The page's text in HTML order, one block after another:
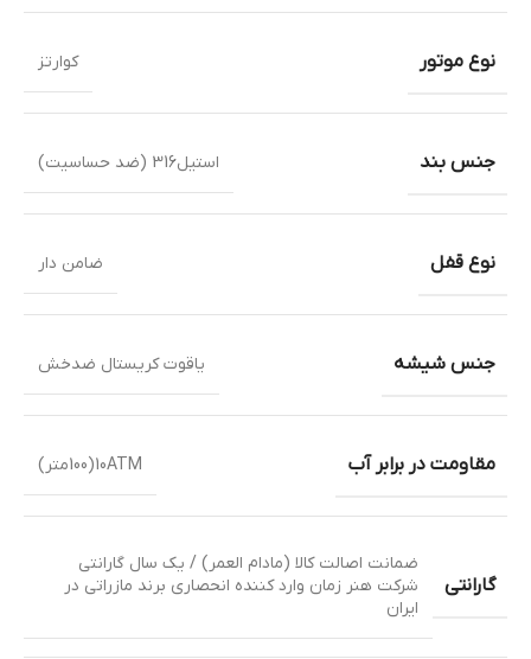
نوع موتور کوارتز
جنس بند استیل316 (ضد حساسیت)
نوع قفل ضامن دار
جنس شیشه یاقوت کریستال ضدخش
مقاومت در برابر آب 10ATM(100متر)
گارانتی
ضمانت اصالت کالا (مادام العمر) / یک سال گارانتی
شرکت هنر زمان وارد کننده انحصاری برند مازراتی در
ایران